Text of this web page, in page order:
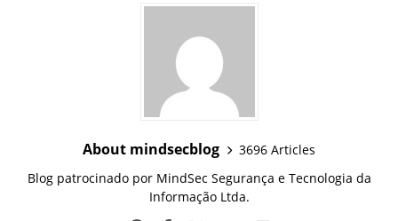
About mindsecblog
3696 Articles
Blog patrocinado por MindSec Segurança e Tecnologia da
Informação Ltda.